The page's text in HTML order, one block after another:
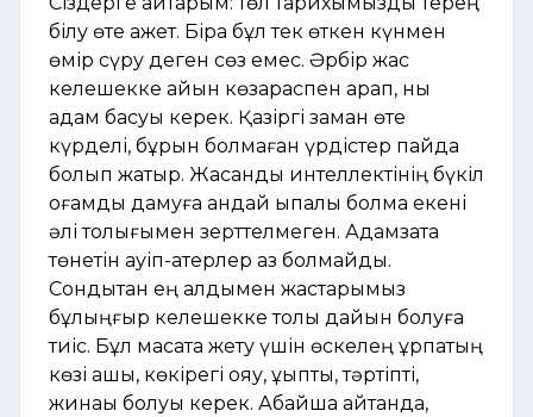
білу өте қажет. Бірақ бұл тек өткен күнмен
өмір сүру деген сөз емес. Әрбір жас
келешекке айқын көзқараспен қарап, нық
қадам басуы керек. Қазіргі заман өте
күрделі, бұрын болмаған үрдістер пайда
болып жатыр. Жасанды интеллектінің бүкіл
қоғамдық дамуға қандай ықпалы болмақ екені
әлі толығымен зерттелмеген. Адамзатқа
төнетін қауіп-қатерлер аз болмайды.
Сондықтан ең алдымен жастарымыз
бұлыңғыр келешекке толық дайын болуға
тиіс. Бұл мақсатқа жету үшін өскелең ұрпақтың
көзі ашық, көкірегі ояу, ұқыпты, тәртіпті,
жинақы болуы керек. Абайша айтқанда,